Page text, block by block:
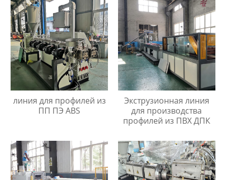
линия для профилей из
ПП ПЭ ABS
Экструзионная линия
для производства
профилей из ПВХ ДПК